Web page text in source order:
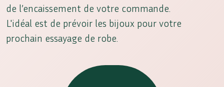
de l’encaissement de votre commande.
L'idéal est de prévoir les bijoux pour votre
prochain essayage de robe.